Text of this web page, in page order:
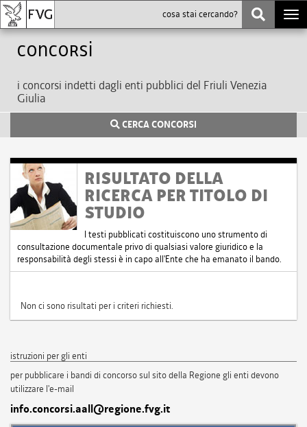
Concorsi
i concorsi indetti dagli enti pubblici del Friuli Venezia
Giulia
CERCA CONCORSI
RISULTATO DELLA
RICERCA PER TITOLO DI
STUDIO
I testi pubblicati costituiscono uno strumento di
consultazione documentale privo di qualsiasi valore giuridico e la
responsabilità degli stessi è in capo all'Ente che ha emanato il bando.
Non ci sono risultati per i criteri richiesti.
istruzioni per gli enti
per pubblicare i bandi di concorso sul sito della Regione gli enti devono
utilizzare l'e-mail
info.concorsi.aall@regione.fvg.it